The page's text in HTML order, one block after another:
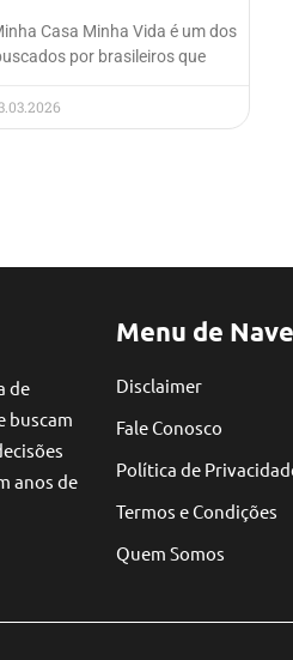
Casa Minha Vida é um dos
por brasileiros que
de
buscam
anos de
Menu de
Disclaimer
Fale Conosco
Política de
Termos e Condições
Quem Somos